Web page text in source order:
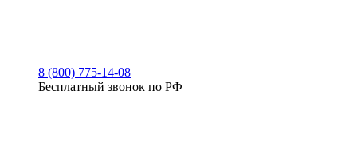
8 (800) 775-14-08
Бесплатный звонок по РФ